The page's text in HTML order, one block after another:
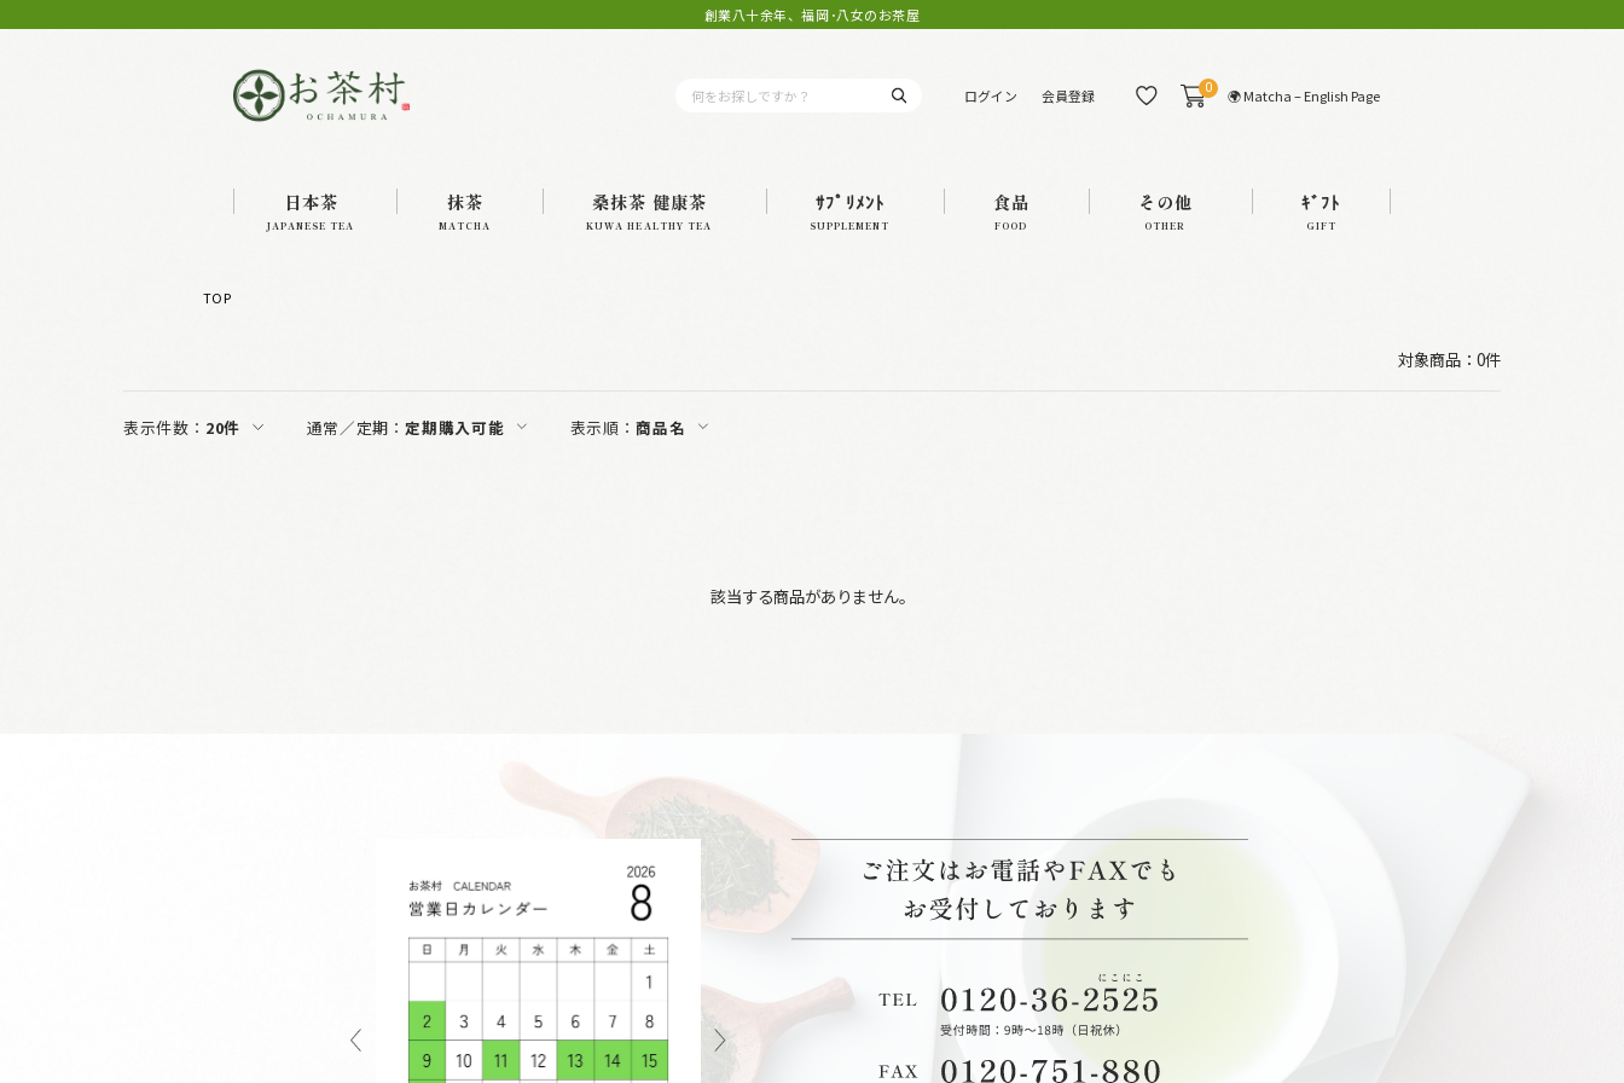
創業八十余年、福岡･八女のお茶屋
ログイン 会員登録 0 🌍 Matcha – English Page
日本茶
JAPANESE TEA
抹茶
MATCHA
桑抹茶 健康茶
KUWA HEALTHY TEA
ｻﾌﾟﾘﾒﾝﾄ
SUPPLEMENT
食品
FOOD
その他
OTHER
ｷﾞﾌﾄ
GIFT
TOP
対象商品：0件
表示件数： 20件 通常／定期：定期購入可能 表示順：商品名
該当する商品がありません。